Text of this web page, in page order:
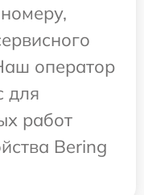
оператор
для
работ
Bering